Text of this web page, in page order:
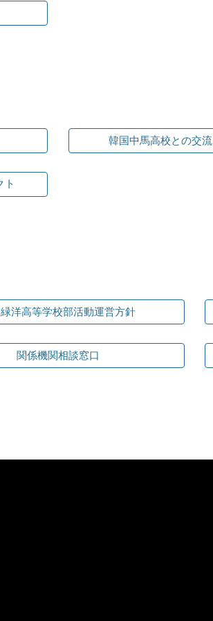
ト
韓国中馬高校との交流
洋高等学校部活動運営方針
関係機関相談窓口